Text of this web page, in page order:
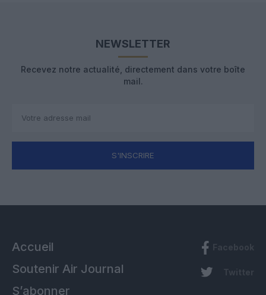
NEWSLETTER
Recevez notre actualité, directement dans votre boîte
mail.
S'INSCRIRE
Accueil
Soutenir Air Journal
S’abonner